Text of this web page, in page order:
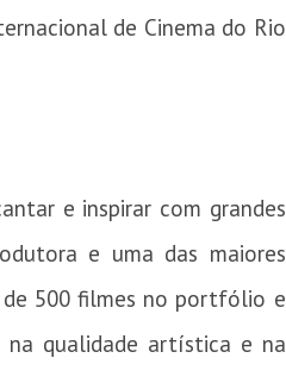
de Cinema do Rio
e inspirar com grandes
e uma das maiores
de 500 filmes no portfólio e
na qualidade artística e na